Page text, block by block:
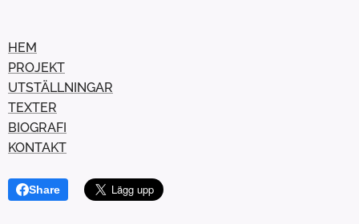
HEM
PROJEKT
UTSTÄLLNINGAR
TEXTER
BIOGRAFI
KONTAKT
Share